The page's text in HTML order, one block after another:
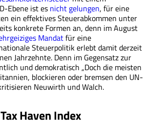
Ebene ist es nicht gelungen, für eine
ein effektives Steuerabkommen unter
konkrete Formen an, denn im August
Mandatfür eine
Steuerpolitik erlebt damit derzeit
Jahrzehnte. Denn im Gegensatz zur
und demokratisch „Doch die meisten
blockieren oder bremsen den UN-
Neuwirth und Walch.
Haven Index